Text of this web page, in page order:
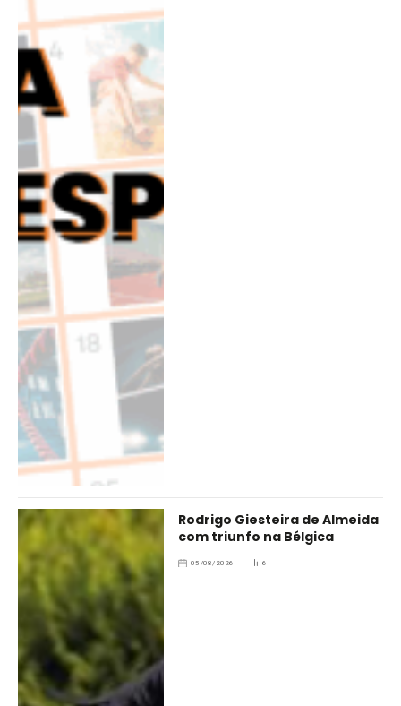
Rodrigo Giesteira de Almeida
com triunfo na Bélgica
05/08/2026 6